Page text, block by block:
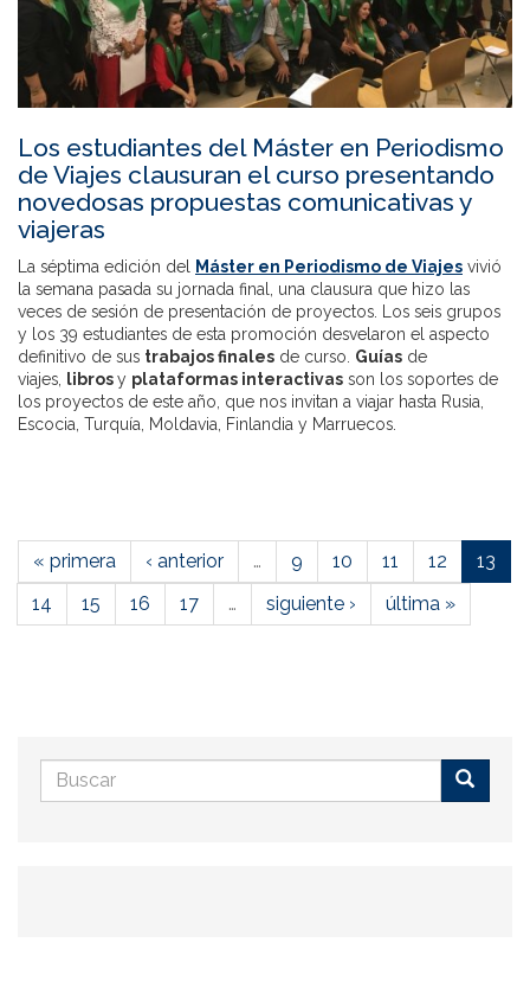
Los estudiantes del Máster en Periodismo
de Viajes clausuran el curso presentando
novedosas propuestas comunicativas y
viajeras
La séptima edición del Máster en Periodismo de Viajes vivió
la semana pasada su jornada final, una clausura que hizo las
veces de sesión de presentación de proyectos. Los seis grupos
y los 39 estudiantes de esta promoción desvelaron el aspecto
definitivo de sus trabajos finales de curso. Guías de
viajes,
librosy plataformas interactivas son los soportes de
los proyectos de este año, que nos invitan a viajar hasta Rusia,
Escocia, Turquía, Moldavia, Finlandia y Marruecos.
« primera ‹ anterior … 9 10 11 12
13
14
15 16 17 … siguiente › última »
Formulario
de